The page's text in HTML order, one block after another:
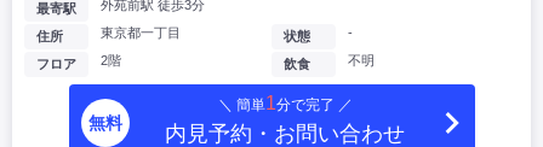
最寄駅 外苑前駅 徒歩3分
住所 東京都一丁目
フロア 2階
状態 -
飲食 不明
無料
＼ 簡単1分で完了 ／
内見予約・お問い合わせ